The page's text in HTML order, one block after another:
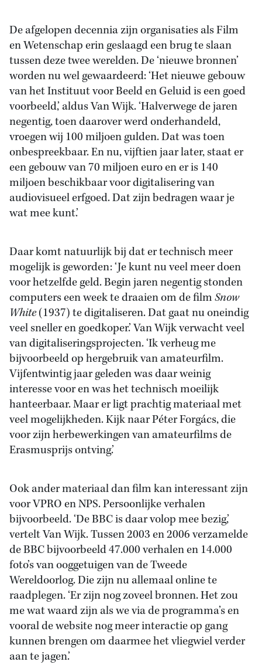
De afgelopen decennia zijn organisaties als Film
en Wetenschap erin geslaagd een brug te slaan
tussen deze twee werelden. De ‘nieuwe bronnen’
worden nu wel gewaardeerd: ‘Het nieuwe gebouw
van het Instituut voor Beeld en Geluid is een goed
voorbeeld,’ aldus Van Wijk. ‘Halverwege de jaren
negentig, toen daarover werd onderhandeld,
vroegen wij 100 miljoen gulden. Dat was toen
onbespreekbaar. En nu, vijftien jaar later, staat er
een gebouw van 70 miljoen euro en er is 140
miljoen beschikbaar voor digitalisering van
audiovisueel erfgoed. Dat zijn bedragen waar je
wat mee kunt.’
Daar komt natuurlijk bij dat er technisch meer
mogelijk is geworden: ‘Je kunt nu veel meer doen
voor hetzelfde geld. Begin jaren negentig stonden
computers een week te draaien om de filmSnow
White(1937) te digitaliseren. Dat gaat nu oneindig
veel sneller en goedkoper.’ Van Wijk verwacht veel
van digitaliseringsprojecten. ‘Ik verheug me
bijvoorbeeld op hergebruik van amateurfilm.
Vijfentwintig jaar geleden was daar weinig
interesse voor en was het technisch moeilijk
hanteerbaar. Maar er ligt prachtig materiaal met
veel mogelijkheden. Kijk naar Péter Forgács, die
voor zijn herbewerkingen van amateurfilms de
Erasmusprijs ontving.’
Ook ander materiaal dan film kan interessant zijn
voor VPRO en NPS. Persoonlijke verhalen
bijvoorbeeld. ‘De BBC is daar volop mee bezig,’
vertelt Van Wijk. Tussen 2003 en 2006 verzamelde
de BBC bijvoorbeeld 47.000 verhalen en 14.000
foto’s van ooggetuigen van de Tweede
Wereldoorlog. Die zijn nu allemaal online te
raadplegen. ‘Er zijn nog zoveel bronnen. Het zou
me wat waard zijn als we via de programma’s en
vooral de website nog meer interactie op gang
kunnen brengen om daarmee het vliegwiel verder
aan te jagen.’